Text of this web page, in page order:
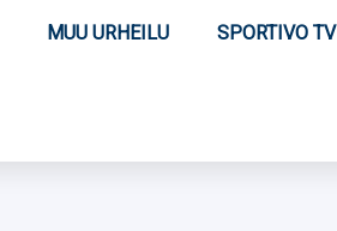
MUU URHEILU SPORTIVO TV